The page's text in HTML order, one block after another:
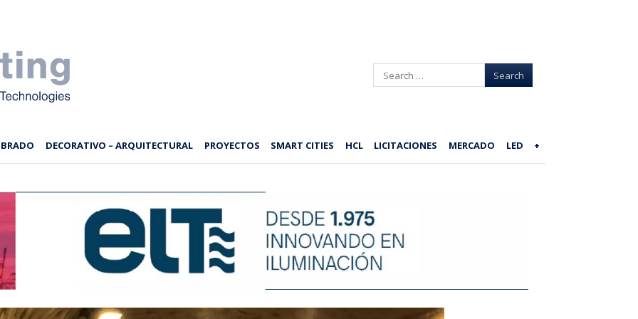
Search
DECORATIVO – ARQUITECTURAL PROYECTOS SMART CITIES HCL LICITACIONES MERCADO LED +